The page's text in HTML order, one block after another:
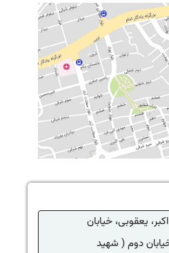
یعقوبی، خیابان
دوم ( شهید